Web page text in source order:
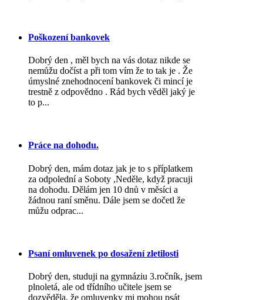
Poškození bankovek
Dobrý den , měl bych na vás dotaz nikde se
nemůžu dočíst a při tom vím že to tak je . Že
úmyslné znehodnocení bankovek či mincí je
trestně z odpovědno . Rád bych věděl jaký je
to p...
Práce na dohodu.
Dobrý den, mám dotaz jak je to s příplatkem
za odpolední a Soboty ,Neděle, když pracuji
na dohodu. Dělám jen 10 dnů v měsíci a
žádnou raní směnu. Dále jsem se dočetl že
můžu odprac...
Psaní omluvenek po dosažení zletilosti
Dobrý den, studuji na gymnáziu 3.ročník, jsem
plnoletá, ale od třídního učitele jsem se
dozvěděla, že omluvenky mi mohou psát